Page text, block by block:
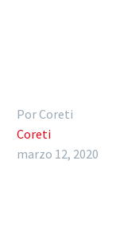
Por Coreti
Coreti
marzo 12, 2020